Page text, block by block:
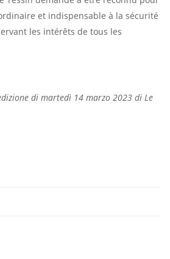
et indispensable à la sécurité
les intérêts de tous les
di martedì 14 marzo 2023 di Le